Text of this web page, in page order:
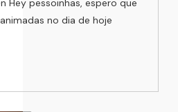
Hey pessoinhas, espero que
no dia de hoje